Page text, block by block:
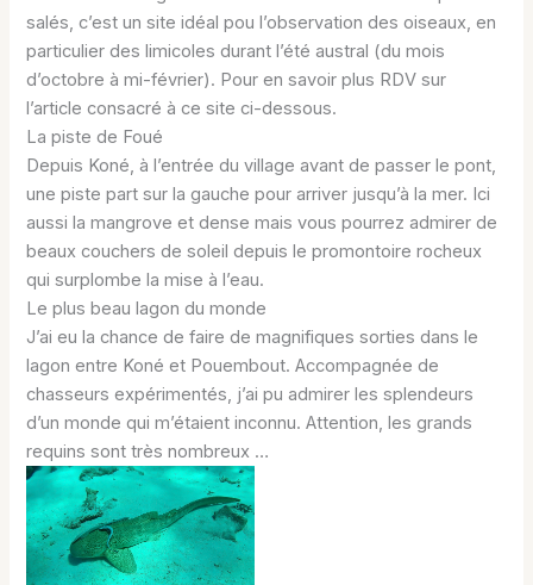
salés, c’est un site idéal pou l’observation des oiseaux, en
particulier des limicoles durant l’été austral (du mois
d’octobre à mi-février). Pour en savoir plus RDV sur
l’article consacré à ce site ci-dessous.
La piste de Foué
Depuis Koné, à l’entrée du village avant de passer le pont,
une piste part sur la gauche pour arriver jusqu’à la mer. Ici
aussi la mangrove et dense mais vous pourrez admirer de
beaux couchers de soleil depuis le promontoire rocheux
qui surplombe la mise à l’eau.
Le plus beau lagon du monde
J’ai eu la chance de faire de magnifiques sorties dans le
lagon entre Koné et Pouembout. Accompagnée de
chasseurs expérimentés, j’ai pu admirer les splendeurs
d’un monde qui m’étaient inconnu. Attention, les grands
requins sont très nombreux …